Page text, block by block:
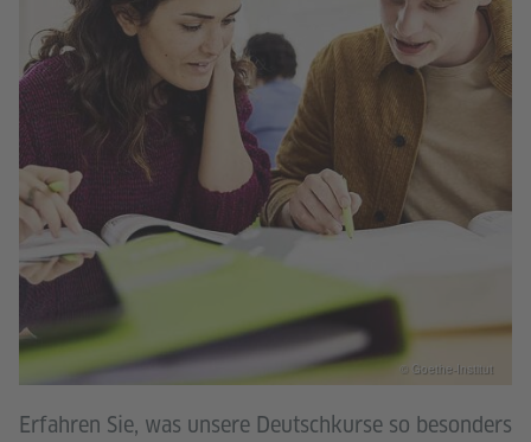
Erfahren Sie, was unsere Deutschkurse so besonders
© Goethe-Institut